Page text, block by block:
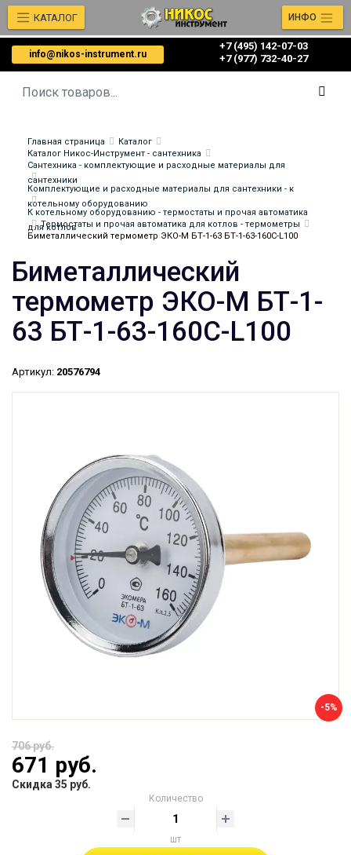
info@nikos-instrument.ru
+7 (495) 142-07-03
‎‎+7 (977) 732-40-27
КАТАЛОГ ИНФО
Главная страница
Каталог
Каталог Никос-Инструмент - сантехника
Сантехника - комплектующие и расходные материалы для
сантехники
Комплектующие и расходные материалы для сантехники - к
котельному оборудованию
К котельному оборудованию - термостаты и прочая автоматика
для котлов
Термостаты и прочая автоматика для котлов - термометры
Биметаллический термометр ЭКО-М БТ-1-63 БТ-1-63-160С-L100
Биметаллический
термометр ЭКО-М БТ-1-
63 БТ-1-63-160С-L100
Артикул: 20576794
-5%
706 руб.
671 руб.
Скидка 35 руб.
Количество
шт